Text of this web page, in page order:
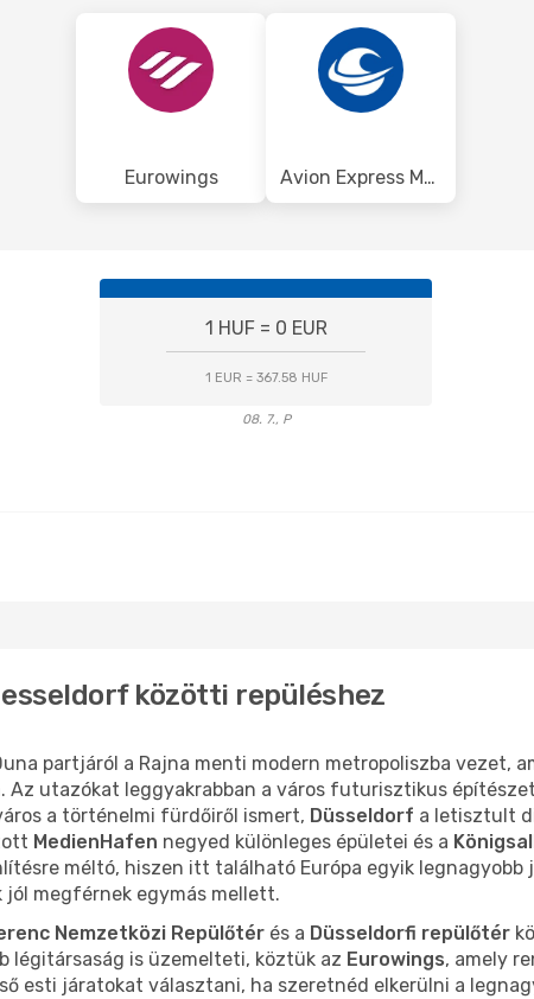
Eurowings Avion Express Malta
1 HUF = 0 EUR
1 EUR = 367.58 HUF
08. 7., P
közötti repüléshez
partjáról a Rajna menti modern metropoliszba vezet,
utazókat leggyakrabban a város futurisztikus
a történelmi fürdőiről ismert, Düsseldorf a letisztult
MedienHafen negyed különleges épületei és a
méltó, hiszen itt található Európa egyik legnagyobb
jól megférnek egymás mellett.
Nemzetközi Repülőtér és a Düsseldorfi repülőtér
légitársaság is üzemelteti, köztük az Eurowings, amely
esti járatokat választani, ha szeretnéd elkerülni a